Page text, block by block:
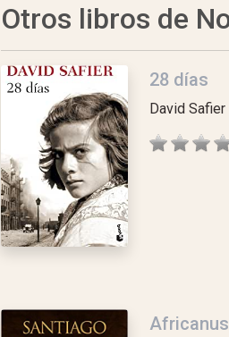
Otros libros de
28 días
David Safier